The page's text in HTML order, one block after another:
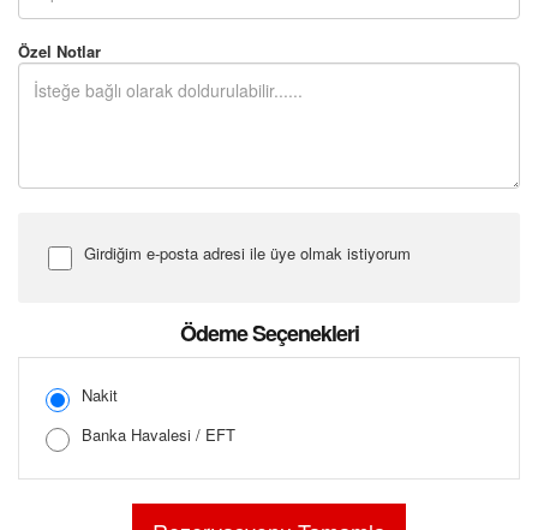
Özel Notlar
Girdiğim e-posta adresi ile üye olmak istiyorum
Şifreyi Tekrar Girin
Ödeme Seçenekleri
Nakit
Banka Havalesi / EFT